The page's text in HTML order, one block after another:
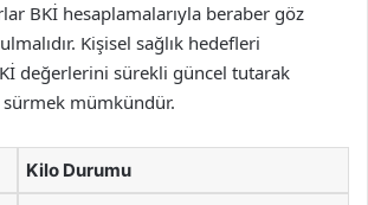
BKİ hesaplamalarıyla beraber göz
Kişisel sağlık hedefleri
değerlerini sürekli güncel tutarak
sürmek mümkündür.
Kilo Durumu